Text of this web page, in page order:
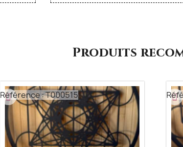
Produits
Référence : T000515